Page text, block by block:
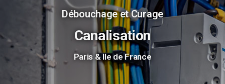
Débouchage et Curage
Canalisation
Paris & Ile de France